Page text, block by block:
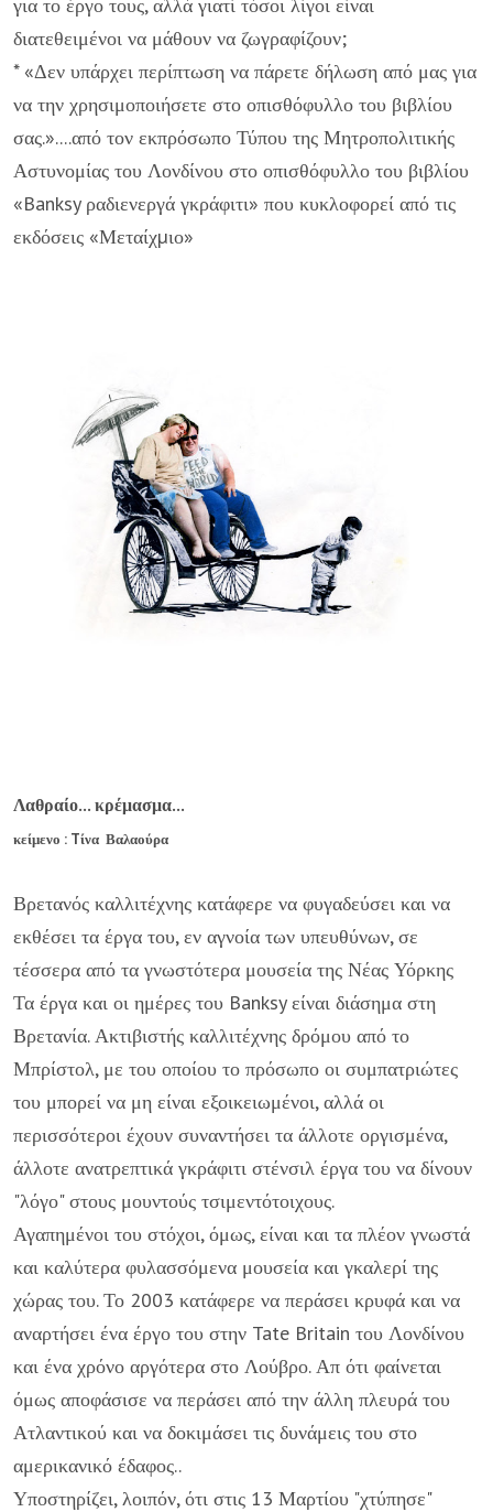
για το έργο τους, αλλά γιατί τόσοι λίγοι είναι
διατεθειμένοι να μάθουν να ζωγραφίζουν;
* «Δεν υπάρχει περίπτωση να πάρετε δήλωση από μας για
να την χρησιμοποιήσετε στο οπισθόφυλλο του βιβλίου
σας.»....από τον εκπρόσωπο Τύπου της Μητροπολιτικής
Αστυνομίας του Λονδίνου στο οπισθόφυλλο του βιβλίου
«Banksy ραδιενεργά γκράφιτι» που κυκλοφορεί από τις
εκδόσεις «Μεταίχµιο»
Λαθραίο... κρέμασμα...
κείμενο : Tίνα Βαλαούρα
Βρετανός καλλιτέχνης κατάφερε να φυγαδεύσει και να
εκθέσει τα έργα του, εν αγνοία των υπευθύνων, σε
τέσσερα από τα γνωστότερα μουσεία της Νέας Υόρκης
Τα έργα και οι ημέρες του Banksy είναι διάσημα στη
Βρετανία. Ακτιβιστής καλλιτέχνης δρόμου από το
Μπρίστολ, με του οποίου το πρόσωπο οι συμπατριώτες
του μπορεί να μη είναι εξοικειωμένοι, αλλά οι
περισσότεροι έχουν συναντήσει τα άλλοτε οργισμένα,
άλλοτε ανατρεπτικά γκράφιτι στένσιλ έργα του να δίνουν
"λόγο" στους μουντούς τσιμεντότοιχους.
Αγαπημένοι του στόχοι, όμως, είναι και τα πλέον γνωστά
και καλύτερα φυλασσόμενα μουσεία και γκαλερί της
χώρας του. Το 2003 κατάφερε να περάσει κρυφά και να
αναρτήσει ένα έργο του στην Tate Britain του Λονδίνου
και ένα χρόνο αργότερα στο Λούβρο. Απ ότι φαίνεται
όμως αποφάσισε να περάσει από την άλλη πλευρά του
Ατλαντικού και να δοκιμάσει τις δυνάμεις του στο
αμερικανικό έδαφος..
Υποστηρίζει, λοιπόν, ότι στις 13 Μαρτίου "χτύπησε"